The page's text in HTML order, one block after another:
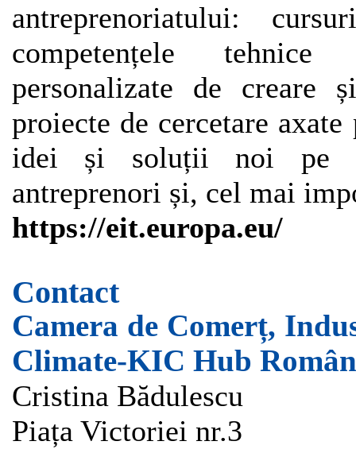
antreprenoriatului:
competențele
personalizate de creare
proiecte de cercetare
idei și soluții noi pe
antreprenori și, cel mai
https://eit.europa.eu/
Contact
Camera de Comerț,
Climate-KIC Hub
Cristina Bădulescu
Piața Victoriei nr.3